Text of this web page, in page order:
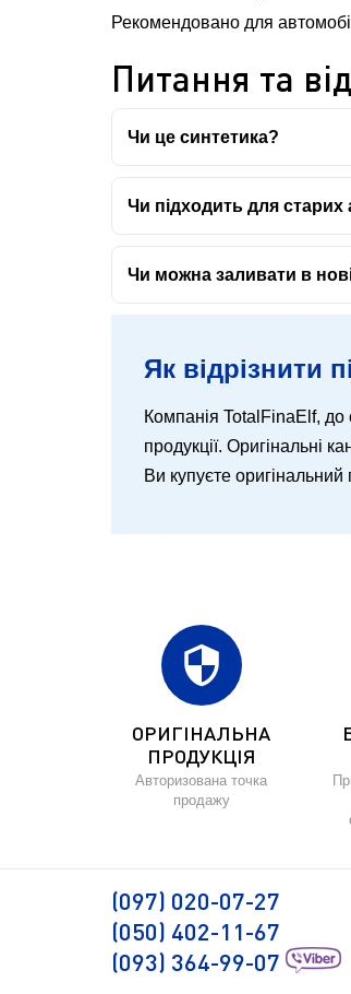
Рекомендовано для
Питання та
Чи це синтетика?
Чи підходить для старих
Чи можна заливати в
Як відрізнити
Компанія TotalFinaElf, до
продукції. Оригінальні
Ви купуєте оригінальний
security
ОРИГІНАЛЬНА
ПРОДУКЦІЯ
Авторизована точка
продажу
(097) 020-07-27
(050) 402-11-67
(093) 364-99-07